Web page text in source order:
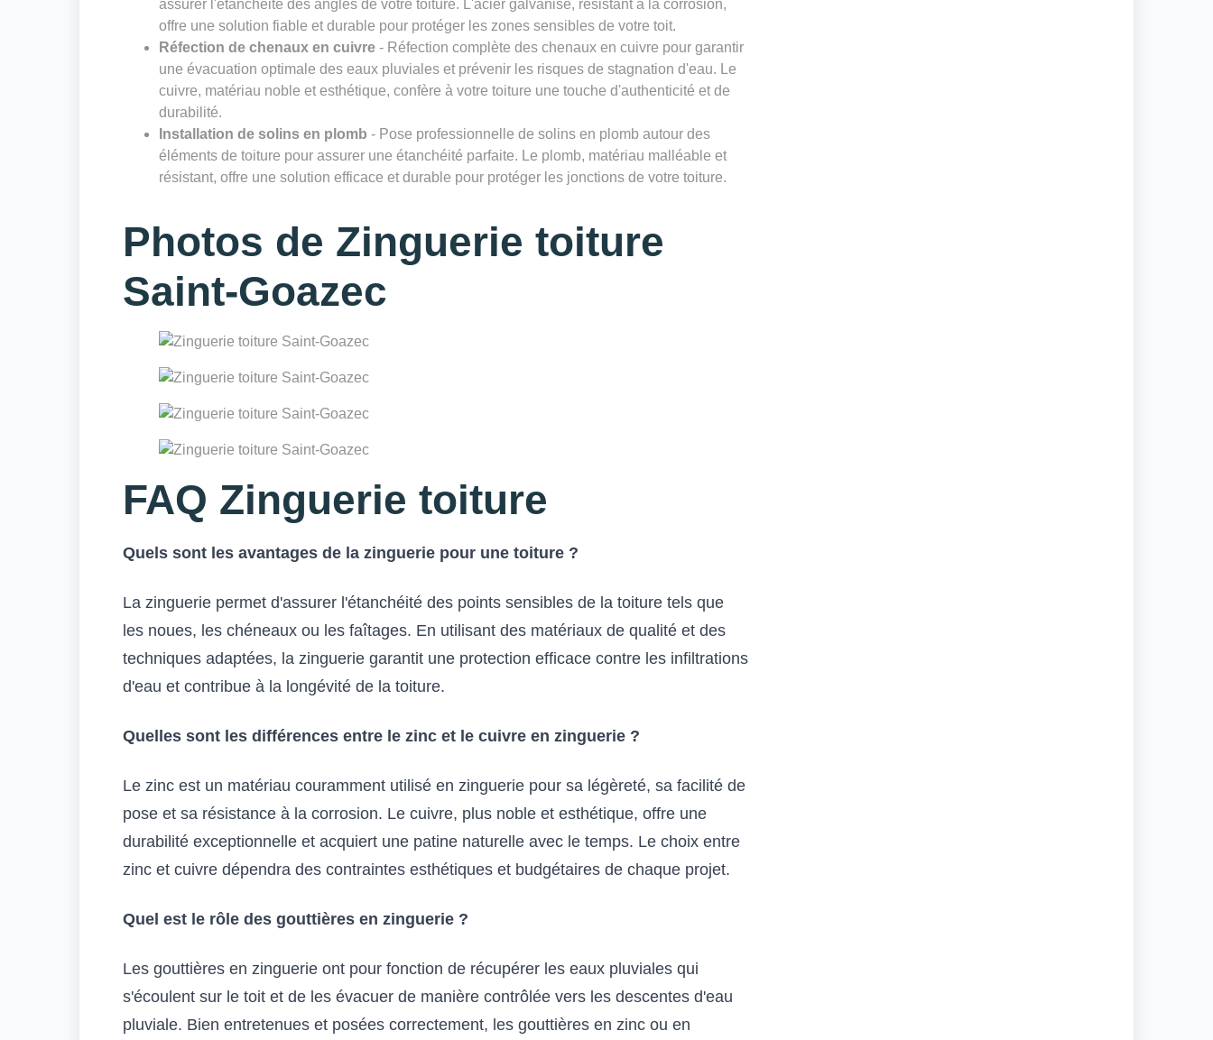
assurer l'étanchéité des angles de votre toiture. L'acier galvanisé, résistant à la corrosion,
offre une solution fiable et durable pour protéger les zones sensibles de votre toit.
Réfection de chenaux en cuivre - Réfection complète des chenaux en cuivre pour garantir
une évacuation optimale des eaux pluviales et prévenir les risques de stagnation d'eau. Le
cuivre, matériau noble et esthétique, confère à votre toiture une touche d'authenticité et de
durabilité.
Installation de solins en plomb - Pose professionnelle de solins en plomb autour des
éléments de toiture pour assurer une étanchéité parfaite. Le plomb, matériau malléable et
résistant, offre une solution efficace et durable pour protéger les jonctions de votre toiture.
Photos de Zinguerie toiture
Saint-Goazec
FAQ Zinguerie toiture
Quels sont les avantages de la zinguerie pour une toiture ?
La zinguerie permet d'assurer l'étanchéité des points sensibles de la toiture tels que
les noues, les chéneaux ou les faîtages. En utilisant des matériaux de qualité et des
techniques adaptées, la zinguerie garantit une protection efficace contre les infiltrations
d'eau et contribue à la longévité de la toiture.
Quelles sont les différences entre le zinc et le cuivre en zinguerie ?
Le zinc est un matériau couramment utilisé en zinguerie pour sa légèreté, sa facilité de
pose et sa résistance à la corrosion. Le cuivre, plus noble et esthétique, offre une
durabilité exceptionnelle et acquiert une patine naturelle avec le temps. Le choix entre
zinc et cuivre dépendra des contraintes esthétiques et budgétaires de chaque projet.
Quel est le rôle des gouttières en zinguerie ?
Les gouttières en zinguerie ont pour fonction de récupérer les eaux pluviales qui
s'écoulent sur le toit et de les évacuer de manière contrôlée vers les descentes d'eau
pluviale. Bien entretenues et posées correctement, les gouttières en zinc ou en